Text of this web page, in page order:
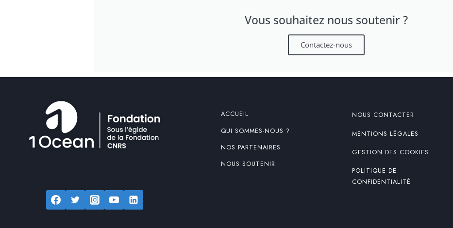
Vous souhaitez nous soutenir ?
Contactez-nous
ACCUEIL
QUI SOMMES-NOUS ?
NOS PARTENAIRES
NOUS SOUTENIR
NOUS CONTACTER
MENTIONS LÉGALES
GESTION DES COOKIES
POLITIQUE DE
CONFIDENTIALITÉ